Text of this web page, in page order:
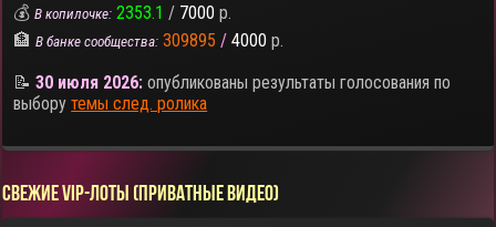
💰В копилочке: 2353.1 / 7000 р.
🏦В банке сообщества: 309895 / 4000 р.
📝30 июля 2026: опубликованы результаты голосования по
выборутемы след. ролика
СВЕЖИЕ VIP-ЛОТЫ (ПРИВАТНЫЕ ВИДЕО)